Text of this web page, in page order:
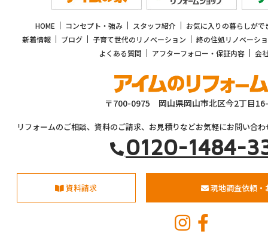
HOME コンセプト・強み スタッフ紹介
お気に入りの暮らしがで
新着情報
ブログ 子育て世代のリノベーション
終の住処リノベーシ
よくある質問
アフターフォロー・保証内容 会
〒700-0975 岡山県岡山市北区今2丁目
リフォームのご相談、資料のご請求、お見積りなどお気軽にお問い合
0120-1484-
資料請求 現地調査依頼・